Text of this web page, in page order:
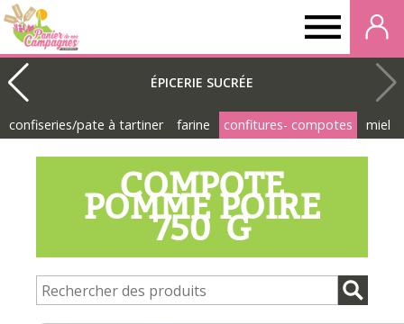
nos
campagnes
ÉPICERIE SUCRÉE
confiseries/pate à tartiner farine confitures- compotes miel
COMPOTE
POMME POIRE
750 G